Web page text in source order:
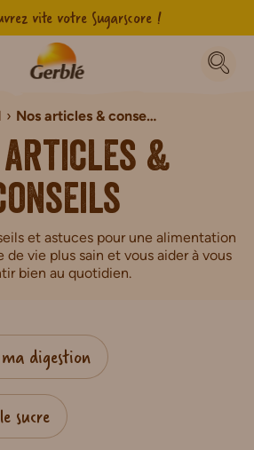
vite votre Sugarscore !
Nos articles & conseils
articles &
et astuces pour une alimentation
vie plus sain et vous aider à vous
bien au quotidien.
digestion
sucre